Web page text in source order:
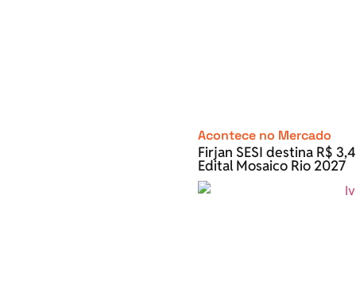
Acontece no Mercado
Firjan SESI destina R$
Edital Mosaico Rio 2027